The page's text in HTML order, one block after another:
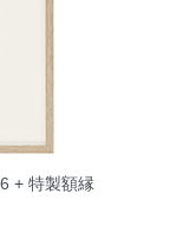
+ 特製額縁